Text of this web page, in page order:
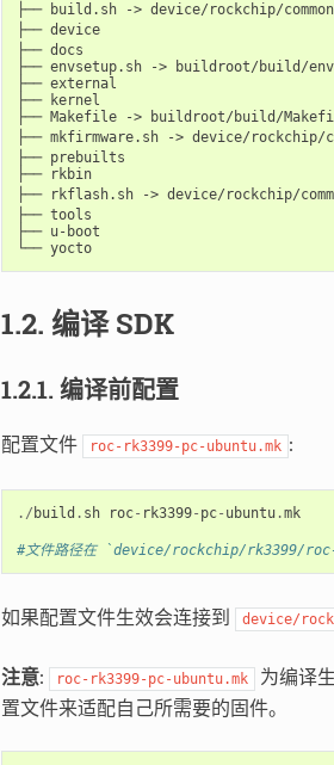
├── build.sh -> device/rockchip/
├── device
├── docs
├── envsetup.sh -> buildroot/build/
├── external
├── kernel
├── Makefile -> buildroot/build/
├── mkfirmware.sh -> device/rockchip/
├── prebuilts
├── rkbin
├── rkflash.sh -> device/rockchip/
├── tools
├── u-boot
└── yocto
1.2. 编译 SDK
1.2.1. 编译前配置
配置文件 roc-rk3399-pc-ubuntu.mk :
./ build . sh roc- rk3399- pc- ubuntu.mk
#文件路径在 `device/rockchip/rk3399/
如果配置文件生效会连接到 device/
注意: roc-rk3399-pc-ubuntu.mk
为编译
置文件来适配自己所需要的固件。